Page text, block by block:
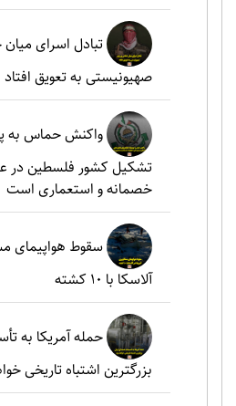
تبادل اسرای
صهیونیستی به تعویق افتاد
واکنش حماس به
تشکیل کشور فلسطین در
خصمانه و استعماری است
سقوط هواپیمای
آلاسکا با ۱۰ کشته
حمله آمریکا به
بزرگترین اشتباه تاریخی